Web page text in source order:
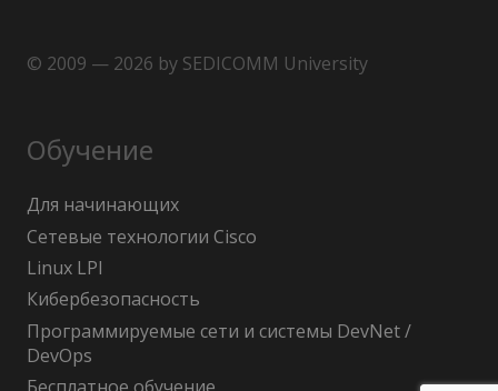
© 2009 — 2026 by SEDICOMM University
Обучение
Для начинающих
Сетевые технологии Cisco
Linux LPI
Кибербезопасность
Программируемые сети и системы DevNet /
DevOps